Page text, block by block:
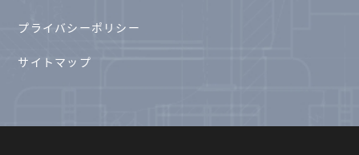
プライバシーポリシー
サイトマップ